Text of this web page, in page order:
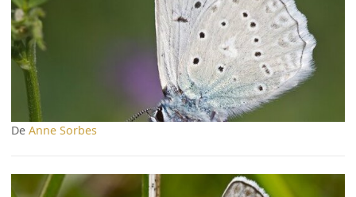
DeAnne Sorbes